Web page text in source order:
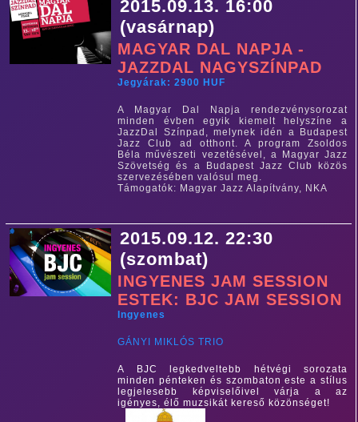
2015.09.13. 16:00
(vasárnap)
MAGYAR DAL NAPJA -
JAZZDAL NAGYSZÍNPAD
Jegyárak: 2900 HUF
A Magyar Dal Napja rendezvénysorozat
minden évben egyik kiemelt helyszíne a
JazzDal Színpad, melynek idén a Budapest
Jazz Club ad otthont. A program Zsoldos
Béla művészeti vezetésével, a Magyar Jazz
Szövetség és a Budapest Jazz Club közös
szervezésében valósul meg.
Támogatók: Magyar Jazz Alapítvány, NKA
2015.09.12. 22:30
(szombat)
INGYENES JAM SESSION
ESTEK: BJC JAM SESSION
Ingyenes
GÁNYI MIKLÓS TRIO
A BJC legkedveltebb hétvégi sorozata
minden pénteken és szombaton este a stílus
legjelesebb képviselőivel várja a az
igényes, élő muzsikát kereső közönséget!